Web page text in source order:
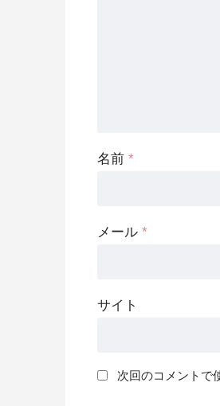
名前 *
メール *
サイト
次回のコメントで